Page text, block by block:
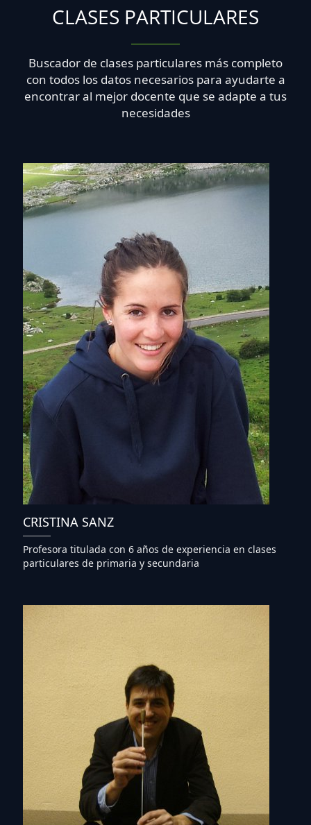
CLASES PARTICULARES
Buscador de clases particulares más completo
con todos los datos necesarios para ayudarte a
encontrar al mejor docente que se adapte a tus
necesidades
CRISTINA SANZ
Profesora titulada con 6 años de experiencia en clases
particulares de primaria y secundaria